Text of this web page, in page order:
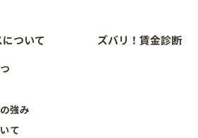
ついて
強み
て
ズバリ！賃金診断